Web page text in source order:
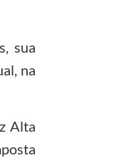
sua
na
Alta